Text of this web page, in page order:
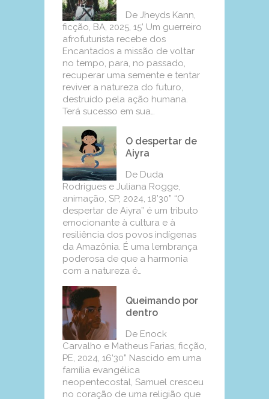
De Jheyds Kann,
ficção, BA, 2025, 15’ Um guerreiro
afrofuturista recebe dos
Encantados a missão de voltar
no tempo, para, no passado,
recuperar uma semente e tentar
reviver a natureza do futuro,
destruído pela ação humana.
Terá sucesso em sua…
O despertar de
Aiyra
De Duda
Rodrigues e Juliana Rogge,
animação, SP, 2024, 18’30” “O
despertar de Aiyra” é um tributo
emocionante à cultura e à
resiliência dos povos indígenas
da Amazônia. É uma lembrança
poderosa de que a harmonia
com a natureza é…
Queimando por
dentro
De Enock
Carvalho e Matheus Farias, ficção,
PE, 2024, 16’30” Nascido em uma
família evangélica
neopentecostal, Samuel cresceu
no coração de uma religião que